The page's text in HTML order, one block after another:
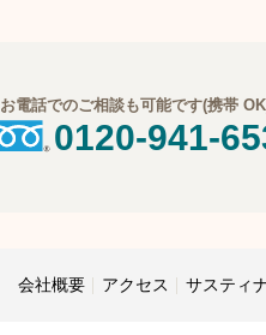
お電話でのご相談も可能です(携帯
0120-941-
会社概要 アクセス サスティ